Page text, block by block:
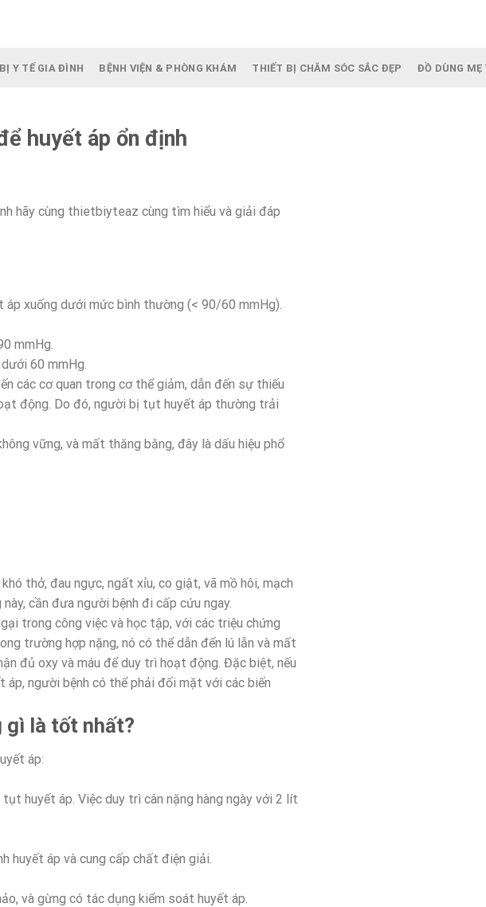
Y TẾ GIA ĐÌNH BỆNH VIỆN & PHÒNG KHÁM THIẾT BỊ CHĂM SÓC SẮC ĐẸP ĐỒ DÙNG MẸ
huyết áp ổn định
hãy cùng thietbiyteaz cùng tìm hiểu và giải đáp
xuống dưới mức bình thường (< 90/60 mmHg).
mmHg.
60 mmHg.
các cơ quan trong cơ thể giảm, dẫn đến sự thiếu
động. Do đó, người bị tụt huyết áp thường trải
vững, và mất thăng bằng, đây là dấu hiệu phổ
thở, đau ngực, ngất xỉu, co giật, vã mồ hôi, mạch
cần đưa người bệnh đi cấp cứu ngay.
trong công việc và học tập, với các triệu chứng
trường hợp nặng, nó có thể dẫn đến lú lẫn và mất
đủ oxy và máu để duy trì hoạt động. Đặc biệt, nếu
người bệnh có thể phải đối mặt với các biến
gì là tốt nhất?
áp:
huyết áp. Việc duy trì cân nặng hàng ngày với 2 lít
huyết áp và cung cấp chất điện giải.
và gừng có tác dụng kiểm soát huyết áp.